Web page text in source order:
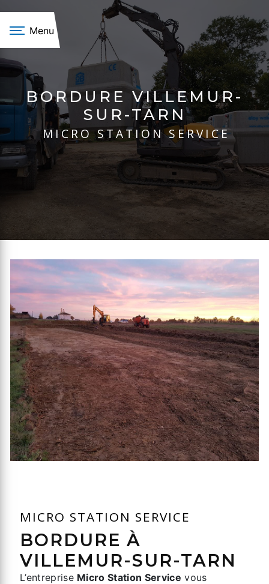
Menu
BORDURE VILLEMUR-
SUR-TARN
MICRO STATION SERVICE
MICRO STATION SERVICE
BORDURE À
VILLEMUR-SUR-TARN
L’entreprise Micro Station Service vous
Panneau de gestion des cookies